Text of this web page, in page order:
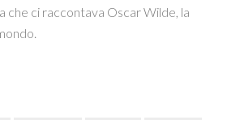
che ci raccontava Oscar Wilde, la